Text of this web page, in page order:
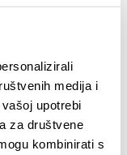
medija i
upotrebi
za društvene
kombinirati s